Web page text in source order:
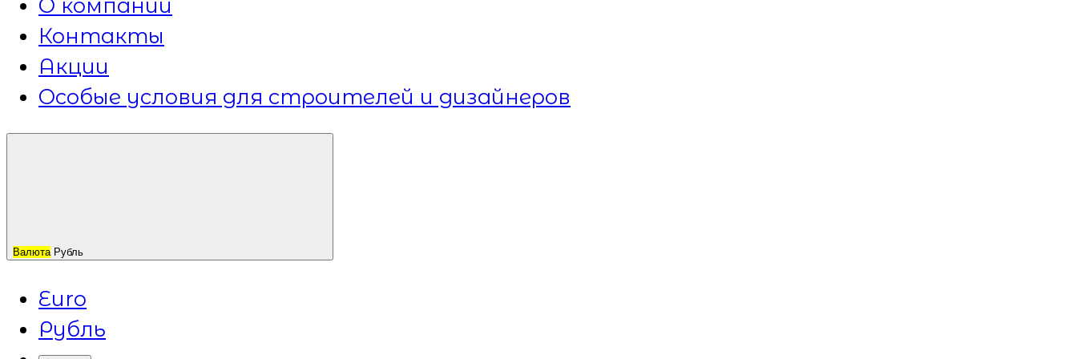
О компании
Контакты
Акции
Особые условия для строителей и дизайнеров
Валюта Рубль
Euro
Рубль